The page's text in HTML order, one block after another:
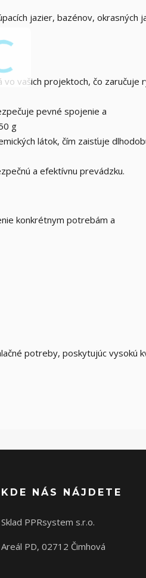
jazier, bazénov, okrasných
vašich projektoch, čo zaručuje
pevné spojenie a
g
látok, čím zaisťuje
a efektívnu prevádzku.
konkrétnym potrebám a
potreby, poskytujúc vysokú
KDE NÁS NÁJDETE
Sklad PPRsystem s.r.o.
Areál PD, 02712 Čimhová